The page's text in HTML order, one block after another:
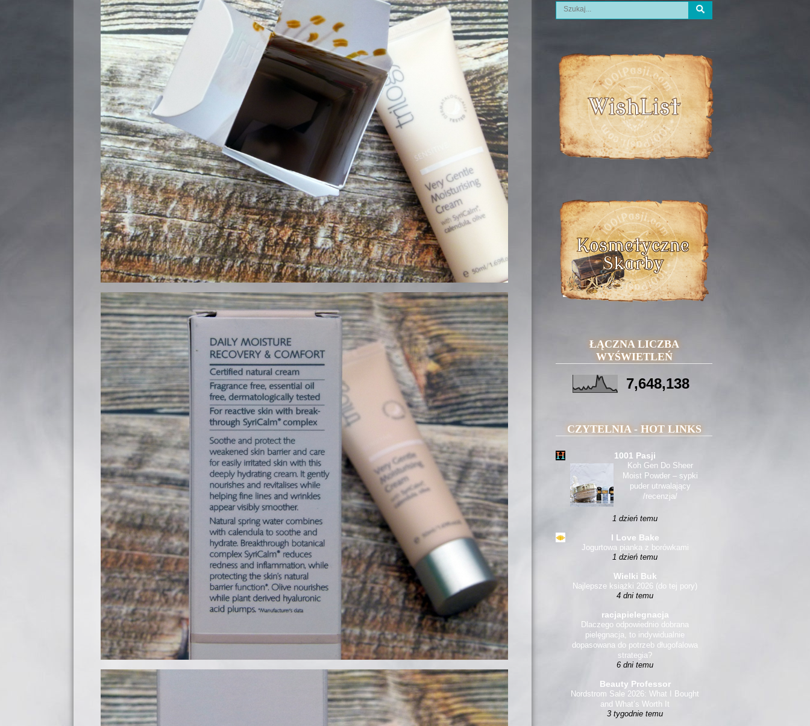
ŁĄCZNA LICZBA
WYŚWIETLEŃ
7,648,138
CZYTELNIA - HOT LINKS
1001 Pasji
Koh Gen Do Sheer
Moist Powder – sypki
puder utrwalający
/recenzja/
1 dzień temu
I Love Bake
Jogurtowa pianka z borówkami
1 dzień temu
Wielki Buk
Najlepsze książki 2026 (do tej pory)
4 dni temu
racjapielegnacja
Dlaczego odpowiednio dobrana
pielęgnacja, to indywidualnie
dopasowana do potrzeb długofalowa
strategia?
6 dni temu
Beauty Professor
Nordstrom Sale 2026: What I Bought
and What’s Worth It
3 tygodnie temu